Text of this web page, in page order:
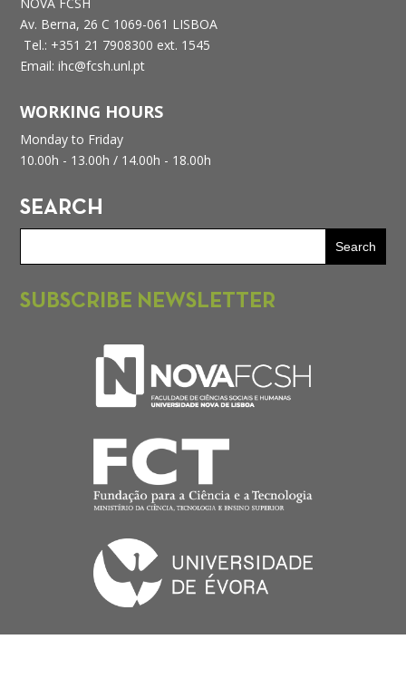
Av. Berna, 26 C 1069-061 LISBOA
Tel.: +351 21 7908300 ext. 1545
Email: ihc@fcsh.unl.pt
WORKING HOURS
Monday to Friday
10.00h - 13.00h / 14.00h - 18.00h
SEARCH
SUBSCRIBE NEWSLETTER